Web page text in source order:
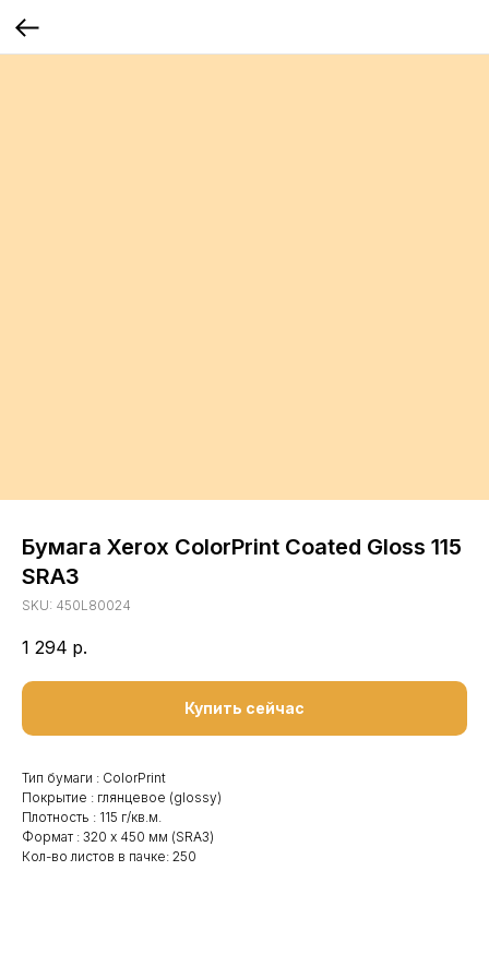
Бумага Xerox ColorPrint Coated Gloss 115
SRA3
SKU: 450L80024
1 294 р.
Купить сейчас
Тип бумаги : ColorPrint
Покрытие : глянцевое (glossy)
Плотность : 115 г/кв.м.
Формат : 320 x 450 мм (SRA3)
Кол-во листов в пачке: 250